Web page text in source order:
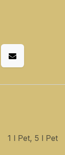
1 l Pet, 5 l Pet